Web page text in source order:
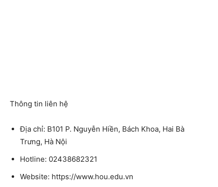
Thông tin liên hệ
Địa chỉ: B101 P. Nguyễn Hiền, Bách Khoa, Hai Bà
Trưng, Hà Nội
Hotline: 02438682321
Website: https://www.hou.edu.vn